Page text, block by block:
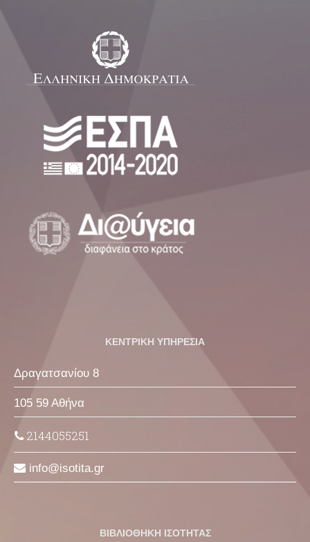
ΚΕΝΤΡΙΚΗ ΥΠΗΡΕΣΙΑ
Δραγατσανίου 8
105 59 Αθήνα
2144055251
info isotita gr
ΒΙΒΛΙΟΘΗΚΗ ΙΣΟΤΗΤΑΣ